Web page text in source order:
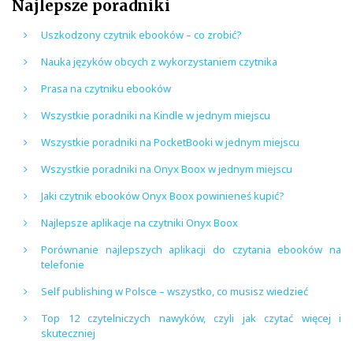
Najlepsze poradniki
Uszkodzony czytnik ebooków – co zrobić?
Nauka języków obcych z wykorzystaniem czytnika
Prasa na czytniku ebooków
Wszystkie poradniki na Kindle w jednym miejscu
Wszystkie poradniki na PocketBooki w jednym miejscu
Wszystkie poradniki na Onyx Boox w jednym miejscu
Jaki czytnik ebooków Onyx Boox powinieneś kupić?
Najlepsze aplikacje na czytniki Onyx Boox
Porównanie najlepszych aplikacji do czytania ebooków na
telefonie
Self publishing w Polsce – wszystko, co musisz wiedzieć
Top 12 czytelniczych nawyków, czyli jak czytać więcej i
skuteczniej